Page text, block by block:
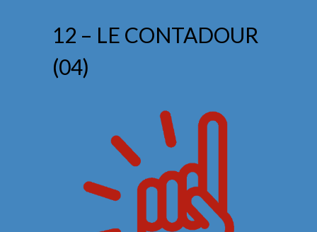
12 – LE CONTADOUR
(04)